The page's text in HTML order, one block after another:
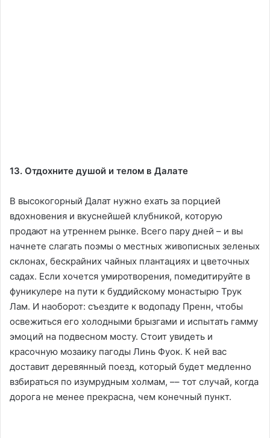
13. Отдохните душой и телом в Далате
В высокогорный Далат нужно ехать за порцией
вдохновения и вкуснейшей клубникой, которую
продают на утреннем рынке. Всего пару дней – и вы
начнете слагать поэмы о местных живописных зеленых
склонах, бескрайних чайных плантациях и цветочных
садах. Если хочется умиротворения, помедитируйте в
фуникулере на пути к буддийскому монастырю Трук
Лам. И наоборот: съездите к водопаду Пренн, чтобы
освежиться его холодными брызгами и испытать гамму
эмоций на подвесном мосту. Стоит увидеть и
красочную мозаику пагоды Линь Фуок. К ней вас
доставит деревянный поезд, который будет медленно
взбираться по изумрудным холмам, –– тот случай, когда
дорога не менее прекрасна, чем конечный пункт.